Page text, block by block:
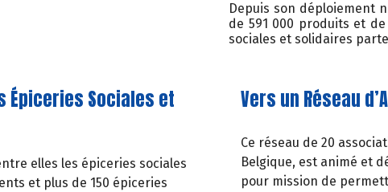
Depuis son déploiement
de 591 000 produits et
sociales et solidaires
Épiceries Sociales et
elles les épiceries sociales
et plus de 150 épiceries
Vers un Réseau
Ce réseau de 20
Belgique, est animé et
pour mission de